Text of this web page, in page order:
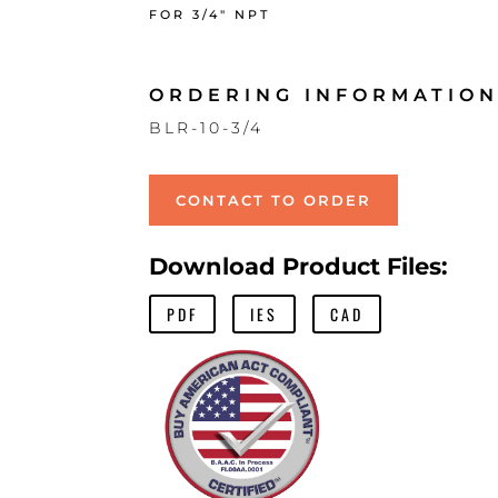
FOR 3/4″ NPT
ORDERING
BLR-10-3/4
CONTACT TO ORDER
Download Product Files:
PDF IES CAD